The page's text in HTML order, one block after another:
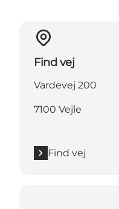
Find vej
Vardevej 200
7100 Vejle
Find vej